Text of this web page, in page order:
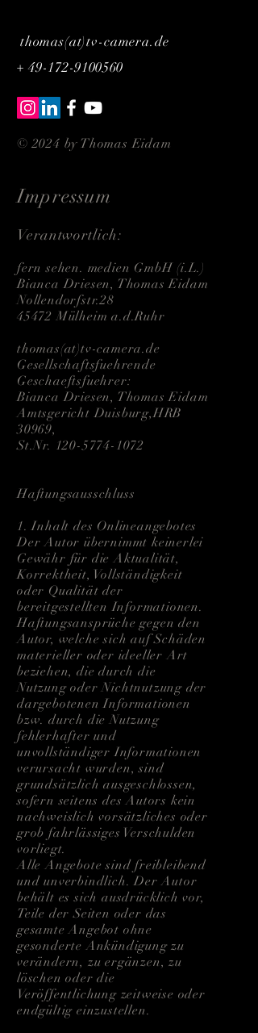
thomas(at)tv-camera.de
+49-172-9100560
© 2024 by Thomas Eidam
Impressum
Verantwortlich:
fern sehen. medien GmbH (i.L.)
Bianca Driesen, Thomas Eidam
Nollendorfstr.28
45472 Mülheim a.d.Ruhr
thomas(at)tv-camera.de
Gesellschaftsfuehrende
Geschaeftsfuehrer:
Bianca Driesen, Thomas Eidam
Amtsgericht Duisburg,HRB
30969,
St.Nr. 120-5774-1072
Haftungsausschluss
1. Inhalt des Onlineangebotes
Der Autor übernimmt keinerlei
Gewähr für die Aktualität,
Korrektheit, Vollständigkeit
oder Qualität der
bereitgestellten Informationen.
Haftungsansprüche gegen den
Autor, welche sich auf Schäden
materieller oder ideeller Art
beziehen, die durch die
Nutzung oder Nichtnutzung der
dargebotenen Informationen
bzw. durch die Nutzung
fehlerhafter und
unvollständiger Informationen
verursacht wurden, sind
grundsätzlich ausgeschlossen,
sofern seitens des Autors kein
nachweislich vorsätzliches oder
grob fahrlässiges Verschulden
vorliegt.
Alle Angebote sind freibleibend
und unverbindlich. Der Autor
behält es sich ausdrücklich vor,
Teile der Seiten oder das
gesamte Angebot ohne
gesonderte Ankündigung zu
verändern, zu ergänzen, zu
löschen oder die
Veröffentlichung zeitweise oder
endgültig einzustellen.